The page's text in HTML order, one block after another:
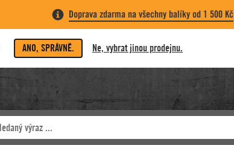
Doprava zdarma na všechny balíky od 1 500 Kč
ANO, SPRÁVNĚ. Ne, vybrat jinou prodejnu.